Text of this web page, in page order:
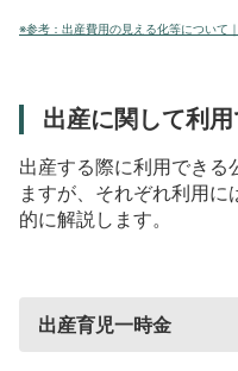
※参考：出産費用の見える化等について
出産に関して利
出産する際に利用できる
ますが、それぞれ利用
的に解説します。
出産育児一時金